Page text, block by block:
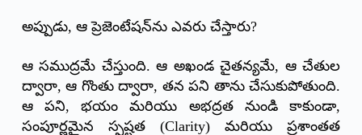
అప్పుడు, ఆ ప్రెజెంటేషన్‌ను ఎవరు చేస్తారు?
ఆ సముద్రమే చేస్తుంది. ఆ అఖండ చైతన్యమే, ఆ చేతుల
ద్వారా, ఆ గొంతు ద్వారా, తన పని తాను చేసుకుపోతుంది.
ఆ పని, భయం మరియు అభద్రత నుండి కాకుండా,
సంపూర్ణమైన స్పష్టత (Clarity) మరియు ప్రశాంతత